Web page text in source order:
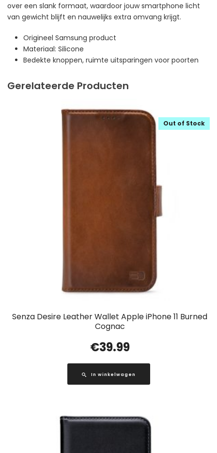
over een slank formaat, waardoor jouw smartphone licht
van gewicht blijft en nauwelijks extra omvang krijgt.
Origineel Samsung product
Materiaal: Silicone
Bedekte knoppen, ruimte uitsparingen voor poorten
Gerelateerde Producten
Senza Desire Leather Wallet Apple iPhone 11 Burned
Cognac
Out of Stock
€39.99
In winkelwagen